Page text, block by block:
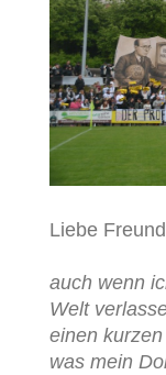
Liebe
auch wenn
Welt
einen
was mein